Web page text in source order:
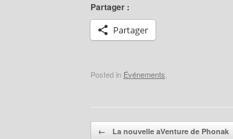
Partager :
Partager
Posted in Événements
Post navigation
← La nouvelle aVenture de Phonak